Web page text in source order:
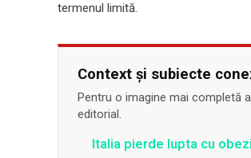
termenul limită.
Context și subiecte
Pentru o imagine mai completă
editorial.
Italia pierde lupta cu